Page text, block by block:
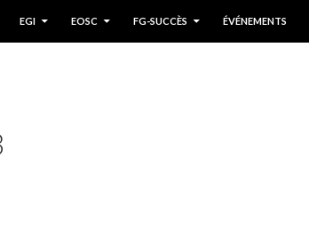
EGI EOSC FG-SUCCÈS ÉVÉNEMENTS